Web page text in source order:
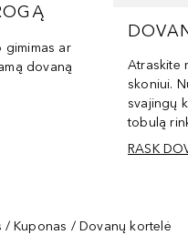
gimimas ar
dovaną
Atraskite
skoniui.
svajingų
tobulą
RASK
Kuponas / Dovanų kortelė